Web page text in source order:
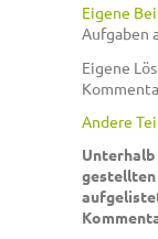
Eigene
Aufgaben
Eigene
Andere
Unterhalb
gestellten